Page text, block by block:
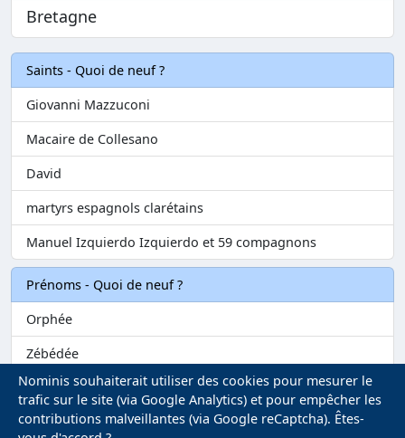
Bretagne
Saints - Quoi de neuf ?
Giovanni Mazzuconi
Macaire de Collesano
David
martyrs espagnols clarétains
Manuel Izquierdo Izquierdo et 59 compagnons
Prénoms - Quoi de neuf ?
Orphée
Zébédée
Melvil
Matilin
Nominis souhaiterait utiliser des cookies pour mesurer le
trafic sur le site (via Google Analytics) et pour empêcher les
contributions malveillantes (via Google reCaptcha). Êtes-